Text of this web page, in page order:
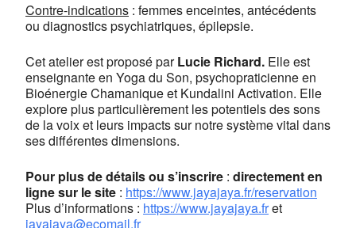
Contre-indications : femmes enceintes, antécédents
ou diagnostics psychiatriques, épilepsie.
Cet atelier est proposé parLucie Richard. Elle est
enseignante en Yoga du Son, psychopraticienne en
Bioénergie Chamanique et Kundalini Activation. Elle
explore plus particulièrement les potentiels des sons
de la voix et leurs impacts sur notre système vital dans
ses différentes dimensions.
Pour plus de détails ou s’inscrire : directement en
ligne sur le site : https://www.jayajaya.fr/reservation
Plus d’informations : https://www.jayajaya.fret
jayajaya@ecomail.fr